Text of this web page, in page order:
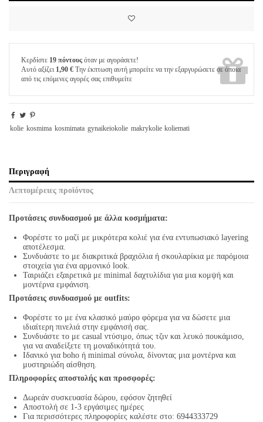
Κερδίστε 19 πόντους όταν με αγοράσετε!
Αυτό αξίζει 1,90 € Την έκπτωση αυτή μπορείτε να την εξαργυρώσετε σε όποια
από τις επόμενες αγορές σας επιθυμείτε
kolie kosmima kosmimata gynaikeiokolie makrykolie koliemati
Περιγραφή
Λεπτομέρειες προϊόντος
Προτάσεις συνδυασμού με άλλα κοσμήματα:
Φορέστε το μαζί με μικρότερα κολιέ για ένα εντυπωσιακό layering
αποτέλεσμα.
Συνδυάστε το με διακριτικά βραχιόλια ή σκουλαρίκια με παρόμοια
στοιχεία για ένα αρμονικό look.
Ταιριάζει εξαιρετικά με minimal δαχτυλίδια για μια κομψή και
μοντέρνα εμφάνιση.
Προτάσεις συνδυασμού με outfits:
Φορέστε το με ένα κλασικό μαύρο φόρεμα για να δώσετε μια
ιδιαίτερη πινελιά στην εμφάνισή σας.
Συνδυάστε το με casual ντύσιμο, όπως τζιν και λευκό πουκάμισο,
για να αναδείξετε τη μοναδικότητά του.
Ιδανικό για boho ή minimal σύνολα, δίνοντας μια μοντέρνα και
μυστηριώδη αίσθηση.
Πληροφορίες αποστολής και προσφορές:
Δωρεάν συσκευασία δώρου, εφόσον ζητηθεί
Αποστολή σε 1-3 εργάσιμες ημέρες
Για περισσότερες πληροφορίες καλέστε στο: 6944333729